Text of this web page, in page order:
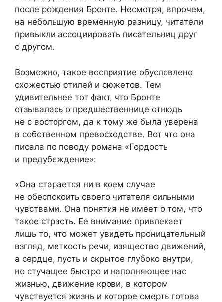
после рождения Бронте. Несмотря, впрочем,
на небольшую временную разницу, читатели
привыкли ассоциировать писательниц друг
с другом.
Возможно, такое восприятие обусловлено
схожестью стилей и сюжетов. Тем
удивительнее тот факт, что Бронте
отзывалась о предшественнице отнюдь
не с восторгом, да к тому же была уверена
в собственном превосходстве. Вот что она
писала по поводу романа «Гордость
и предубеждение»:
«Она старается ни в коем случае
не обеспокоить своего читателя сильными
чувствами. Она понятия не имеет о том, что
такое страсть. Ее внимание привлекает
лишь то, что может увидеть проницательный
взгляд, меткость речи, изящество движений,
а сердце, пусть и скрытое глубоко внутри,
но стучащее быстро и наполняющее нас
жизнью, движение крови, в котором
чувствуется жизнь и которое смерть готова